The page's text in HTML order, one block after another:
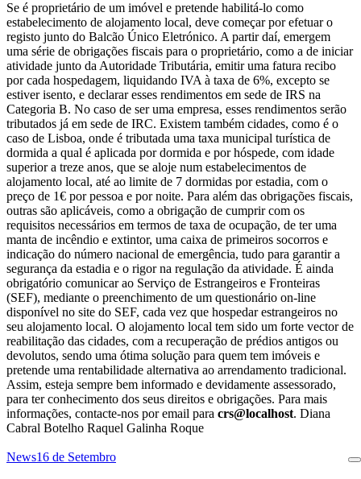
Se é proprietário de um imóvel e pretende habilitá-lo como
estabelecimento de alojamento local, deve começar por efetuar o
registo junto do Balcão Único Eletrónico. A partir daí, emergem
uma série de obrigações fiscais para o proprietário, como a de iniciar
atividade junto da Autoridade Tributária, emitir uma fatura recibo
por cada hospedagem, liquidando IVA à taxa de 6%, excepto se
estiver isento, e declarar esses rendimentos em sede de IRS na
Categoria B. No caso de ser uma empresa, esses rendimentos serão
tributados já em sede de IRC. Existem também cidades, como é o
caso de Lisboa, onde é tributada uma taxa municipal turística de
dormida a qual é aplicada por dormida e por hóspede, com idade
superior a treze anos, que se aloje num estabelecimentos de
alojamento local, até ao limite de 7 dormidas por estadia, com o
preço de 1€ por pessoa e por noite. Para além das obrigações fiscais,
outras são aplicáveis, como a obrigação de cumprir com os
requisitos necessários em termos de taxa de ocupação, de ter uma
manta de incêndio e extintor, uma caixa de primeiros socorros e
indicação do número nacional de emergência, tudo para garantir a
segurança da estadia e o rigor na regulação da atividade. É ainda
obrigatório comunicar ao Serviço de Estrangeiros e Fronteiras
(SEF), mediante o preenchimento de um questionário on-line
disponível no site do SEF, cada vez que hospedar estrangeiros no
seu alojamento local. O alojamento local tem sido um forte vector de
reabilitação das cidades, com a recuperação de prédios antigos ou
devolutos, sendo uma ótima solução para quem tem imóveis e
pretende uma rentabilidade alternativa ao arrendamento tradicional.
Assim, esteja sempre bem informado e devidamente assessorado,
para ter conhecimento dos seus direitos e obrigações. Para mais
informações, contacte-nos por email para crs@localhost. Diana
Cabral Botelho Raquel Galinha Roque
News16 de Setembro